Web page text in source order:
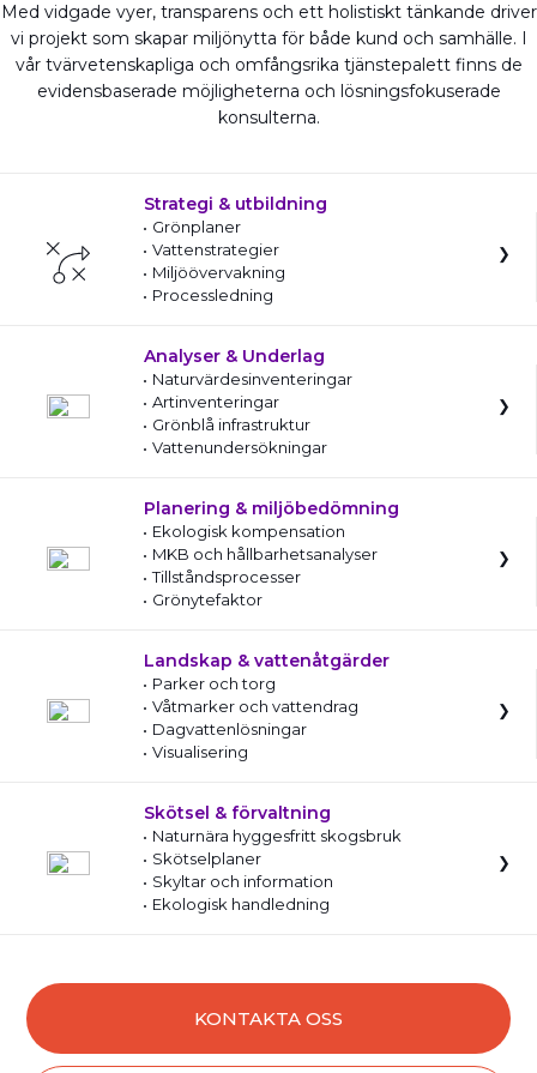
Med vidgade vyer, transparens och ett holistiskt tänkande driver
vi projekt som skapar miljönytta för både kund och samhälle. I
vår tvärvetenskapliga och omfångsrika tjänstepalett finns de
evidensbaserade möjligheterna och lösningsfokuserade
konsulterna.
Strategi & utbildning
Grönplaner
Vattenstrategier
Miljöövervakning
Processledning
Analyser & Underlag
Naturvärdesinventeringar
Artinventeringar
Grönblå infrastruktur
Vattenundersökningar
Planering & miljöbedömning
Ekologisk kompensation
MKB och hållbarhetsanalyser
Tillståndsprocesser
Grönytefaktor
Landskap & vattenåtgärder
Parker och torg
Våtmarker och vattendrag
Dagvattenlösningar
Visualisering
Skötsel & förvaltning
Naturnära hyggesfritt skogsbruk
Skötselplaner
Skyltar och information
Ekologisk handledning
KONTAKTA OSS